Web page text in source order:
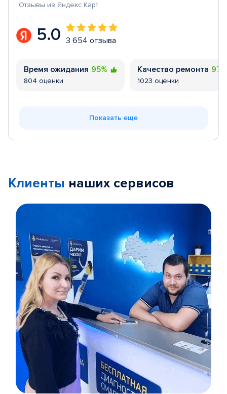
Отзывы из Яндекс Карт
5.0 3 654 отзыва
Время ожидания 95%
804 оценки
Качество ремонта
1023 оценки
Показать еще
Клиенты наших сервисов